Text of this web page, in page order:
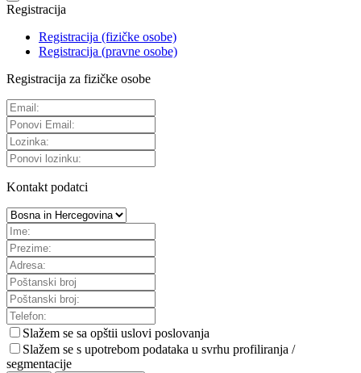
Registracija
Registracija (fizičke osobe)
Registracija (pravne osobe)
Registracija za fizičke osobe
Kontakt podatci
Slažem se sa opštii uslovi poslovanja
Slažem se s upotrebom podataka u svrhu profiliranja /
segmentacije